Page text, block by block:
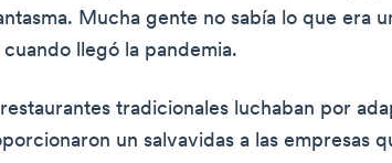
Mucha gente no sabía lo que era
llegó la pandemia.
tradicionales luchaban por
un salvavidas a las empresas